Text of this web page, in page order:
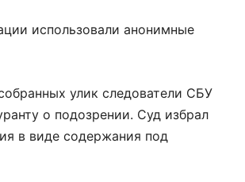
использовали анонимные
улик следователи СБУ
о подозрении. Суд избрал
в виде содержания под